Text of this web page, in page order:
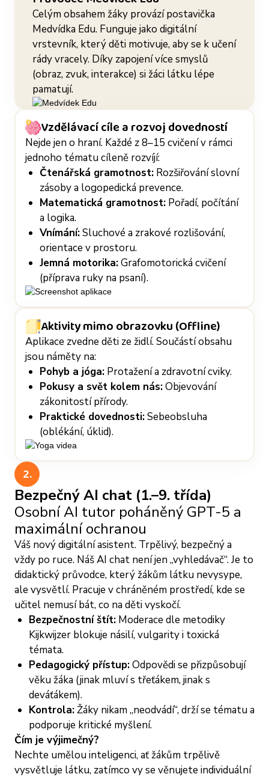
Celým obsahem žáky provází postavička
Medvídka Edu. Funguje jako digitální
vrstevník, který děti motivuje, aby se k učení
rády vracely. Díky zapojení více smyslů
(obraz, zvuk, interakce) si žáci látku lépe
pamatují.
Vzdělávací cíle a rozvoj dovedností
Nejde jen o hraní. Každé z 8–15 cvičení v rámci
jednoho tématu cíleně rozvíjí:
Čtenářská gramotnost:Rozšiřování slovní
zásoby a logopedická prevence.
Matematická gramotnost:Pořadí, počítání
a logika.
Vnímání:Sluchové a zrakové rozlišování,
orientace v prostoru.
Jemná motorika:Grafomotorická cvičení
(příprava ruky na psaní).
Aktivity mimo obrazovku (Offline)
Aplikace zvedne děti ze židlí. Součástí obsahu
jsou náměty na:
Pohyb a jóga:Protažení a zdravotní cviky.
Pokusy a svět kolem nás:Objevování
zákonitostí přírody.
Praktické dovednosti:Sebeobsluha
(oblékání, úklid).
2.
Bezpečný AI chat (1.–9. třída)
Osobní AI tutor poháněný GPT-5 a
maximální ochranou
Váš nový digitální asistent. Trpělivý, bezpečný a
vždy po ruce. Náš AI chat není jen „vyhledávač“. Je to
didaktický průvodce, který žákům látku nevysype,
ale vysvětlí. Pracuje v chráněném prostředí, kde se
učitel nemusí bát, co na děti vyskočí.
Bezpečnostní štít: Moderace dle metodiky
Kijkwijzer blokuje násilí, vulgarity i toxická
témata.
Pedagogický přístup:Odpovědi se přizpůsobují
věku žáka (jinak mluví s třeťákem, jinak s
deváťákem).
Kontrola:Žáky nikam „neodvádí“, drží se tématu a
podporuje kritické myšlení.
Čím je výjimečný?
Nechte umělou inteligenci, ať žákům trpělivě
vysvětluje látku, zatímco vy se věnujete individuální